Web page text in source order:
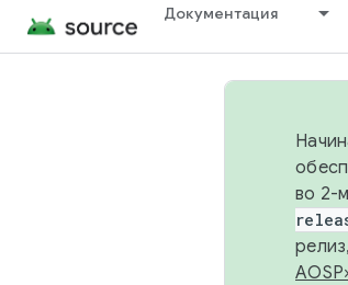
Документация
во 2-